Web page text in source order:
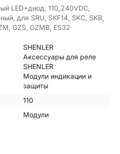
LED+диод, 110_240VDC,
для SRU, SKF14, SKC, SKB,
GZS, GZMB, ES32
SHENLER
Аксессуары для реле
SHENLER
Модули индикации и
защиты
110
Модули